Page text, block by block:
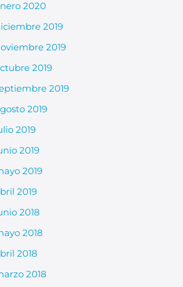
2020
2019
2019
2019
2019
2019
2019
2019
2019
2019
2018
2018
2018
2018